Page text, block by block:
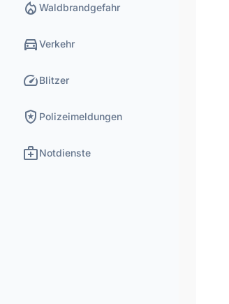
local_fire_department Waldbrandgefahr
directions_carVerkehr
speedBlitzer
local_police Polizeimeldungen
medical_servicesNotdienste